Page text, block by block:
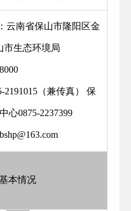
云南省保山市隆阳区金
市生态环境局
2191015（兼传真） 保
心0875-2237399
本情况